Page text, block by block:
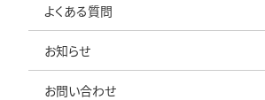
よくある質問
お知らせ
お問い合わせ